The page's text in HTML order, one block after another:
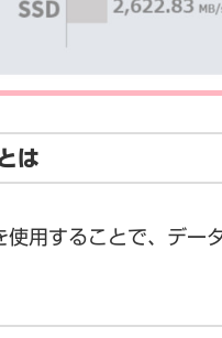
は
使用することで、デー